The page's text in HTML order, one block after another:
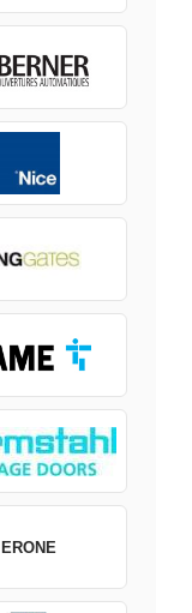
ERONE